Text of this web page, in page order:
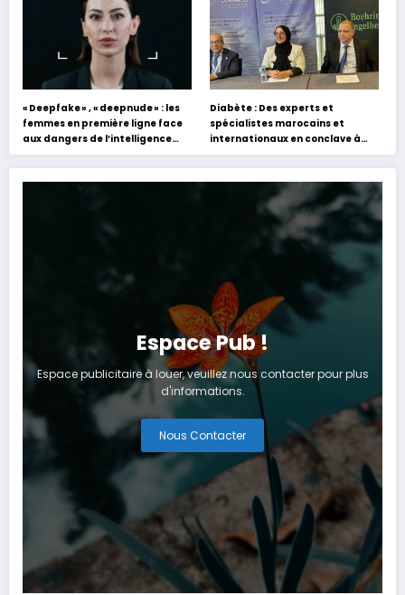
« Deepfake » , « deepnude » : les
femmes en première ligne face
aux dangers de l’intelligence
artificielle
Diabète : Des experts et
spécialistes marocains et
internationaux en conclave à
Tanger
Espace Pub !
Espace publicitaire à louer, veuillez nous contacter pour plus
d'informations.
Nous Contacter